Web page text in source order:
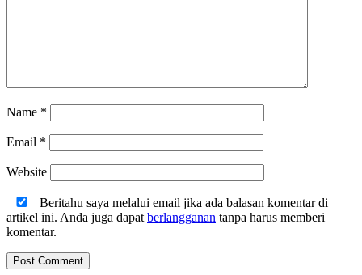
Name *
Email *
Website
Beritahu saya melalui email jika ada balasan komentar di
artikel ini. Anda juga dapat berlangganan tanpa harus memberi
komentar.